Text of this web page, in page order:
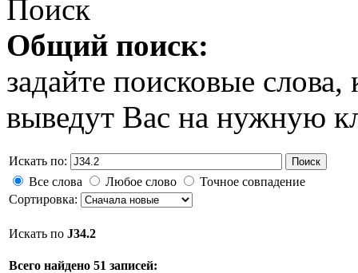
Поиск
Общий поиск:
задайте поисковые
выведут Вас на нужную
Искать по: Поиск
Все слова Любое слово
Точное совпадение
Сортировка:
Искать по J34.2
Всего найдено 51 записей: